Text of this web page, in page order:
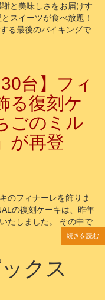
続きを読む
続きを読む
続きを読む
謝と美味しさをお届けす
スイーツが食べ放題！
る最後のバイキングで
続きを読む
台】フィ
る復刻ケ
ごのミル
が再登
のフィナーレを飾りま
の復刻ケーキは、昨年
たしました。 その中で
続きを読む
クス